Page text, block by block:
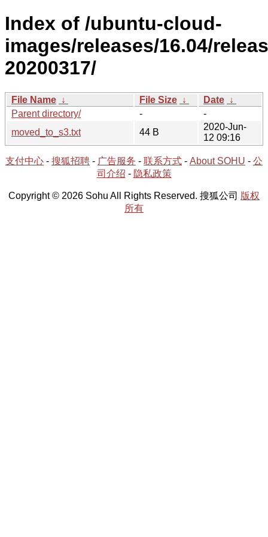
Index of /ubuntu-cloud-
images/releases/16.04/
20200317/
File Name ↓ File Size ↓ Date ↓
Parent directory/
-
-
moved_to_s3.txt
44 B
2020-Jun-
12 09:16
支付中心 - 搜狐招聘 - 广告服务 - 联系方式 - About SOHU - 公
司介绍 - 隐私政策
Copyright © 2026 Sohu All Rights Reserved. 搜狐公司 版权
所有